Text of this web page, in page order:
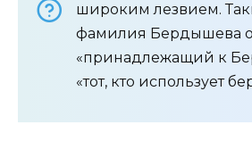
широким лезвием.
фамилия Бердышева
«принадлежащий к
«тот, кто использует